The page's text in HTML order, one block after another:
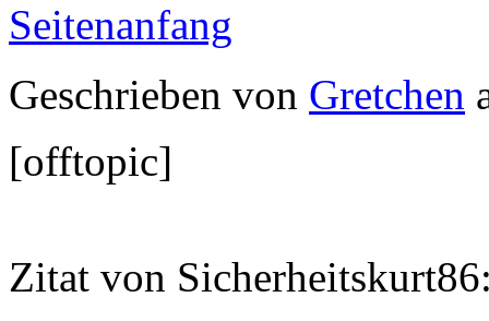
Seitenanfang
Geschrieben von Gretchen
[offtopic]
Zitat von